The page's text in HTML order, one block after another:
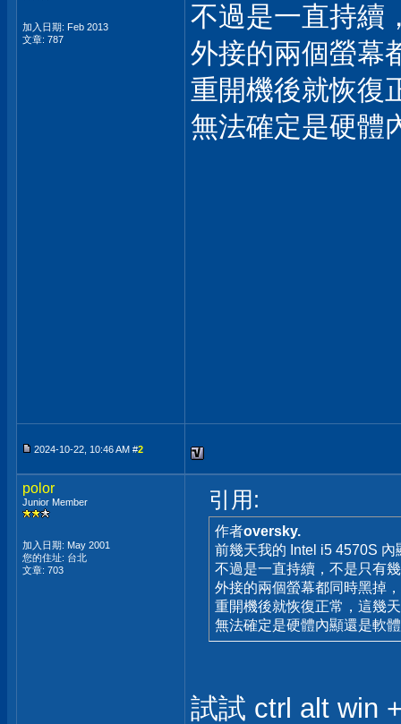
加入日期: Feb 2013
文章: 787
不過是一直持續
外接的兩個螢幕
重開機後就恢復
無法確定是硬體
2024-10-22, 10:46 AM #2
polor
Junior Member
加入日期: May 2001
您的住址: 台北
文章: 703
引用:
作者oversky.
前幾天我的 Intel i5 4570S
不過是一直持續，不是只有
外接的兩個螢幕都同時黑掉
重開機後就恢復正常，這幾
無法確定是硬體內顯還是軟
試試 ctrl alt win